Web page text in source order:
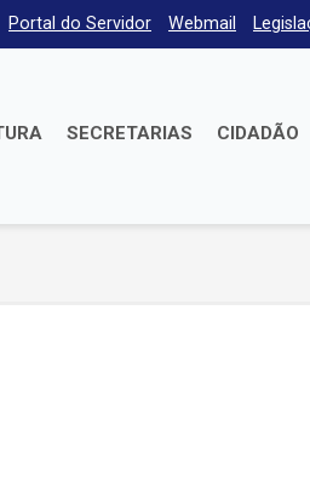
Portal do Servidor Webmail
SECRETARIAS CIDADÃO